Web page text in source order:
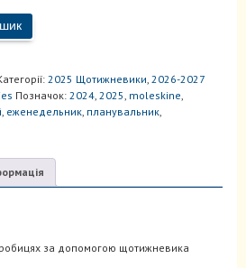
2025 Щотижневики, 2026-2027
Позначок: 2024, 2025, moleskine,
, еженедельник, планувальник,
за допомогою щотижневика